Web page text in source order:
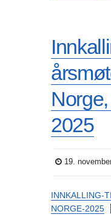
2025
19.
INNKALLING-
NORGE-2025